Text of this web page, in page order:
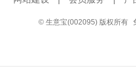
© 生意宝(002095) 版权所有